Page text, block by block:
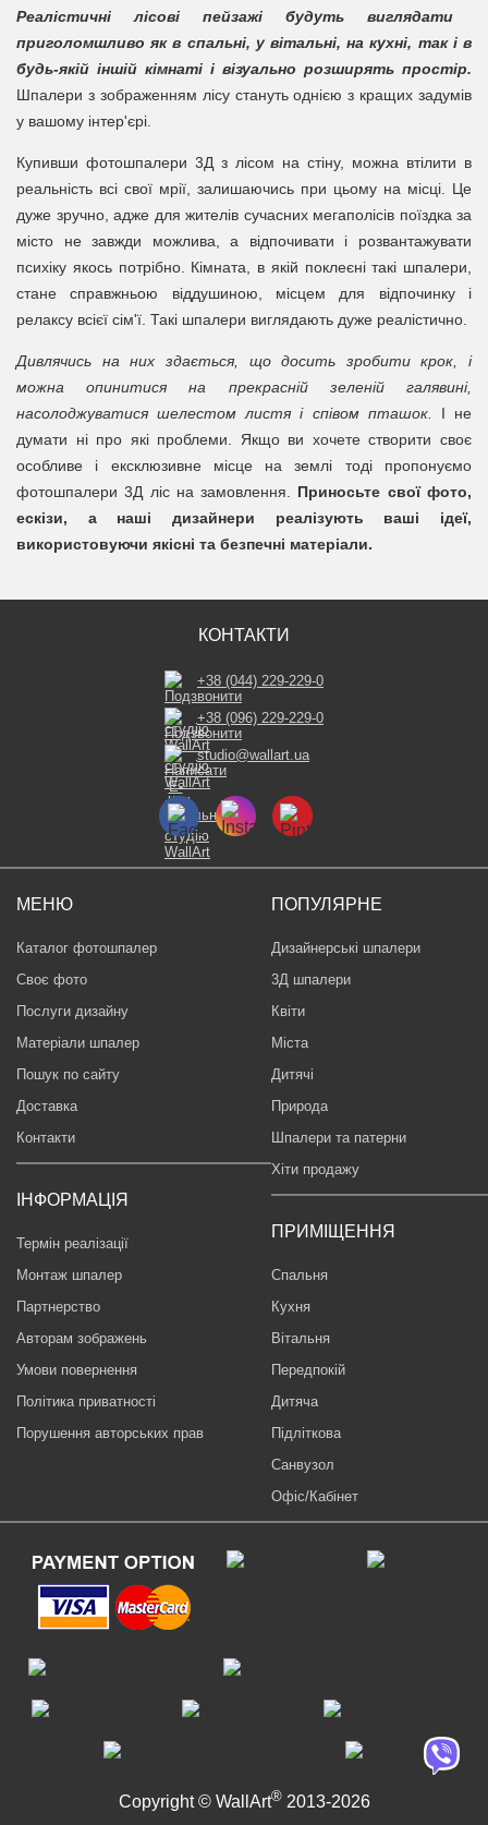
Реалістичні лісові пейзажі будуть виглядати
приголомшливо як в спальні, у вітальні, на кухні, так і в
будь-якій іншій кімнаті і візуально розширять простір.
Шпалери з зображенням лісу стануть однією з кращих задумів
у вашому інтер'єрі.
Купивши фотошпалери 3Д з лісом на стіну, можна втілити в
реальність всі свої мрії, залишаючись при цьому на місці. Це
дуже зручно, адже для жителів сучасних мегаполісів поїздка за
місто не завжди можлива, а відпочивати і розвантажувати
психіку якось потрібно. Кімната, в якій поклеєні такі шпалери,
стане справжньою віддушиною, місцем для відпочинку і
релаксу всієї сім'ї. Такі шпалери виглядають дуже реалістично.
Дивлячись на них здається, що досить зробити крок, і
можна опинитися на прекрасній зеленій галявині,
насолоджуватися шелестом листя і співом пташок.
І не
думати ні про які проблеми. Якщо ви хочете створити своє
особливе і ексклюзивне місце на землі тоді пропонуємо
фотошпалери 3Д ліс на замовлення.
Приносьте свої фото,
ескізи, а наші дизайнери реалізують ваші ідеї,
використовуючи якісні та безпечні матеріали.
МЕНЮ
Каталог фотошпалер
Своє фото
Послуги дизайну
Матеріали шпалер
Пошук по сайту
Доставка
Контакти
ІНФОРМАЦІЯ
Термін реалізації
Монтаж шпалер
Партнерство
Авторам зображень
Умови повернення
Політика приватності
Порушення авторських прав
ПОПУЛЯРНЕ
Дизайнерські шпалери
3Д шпалери
Квіти
Міста
Дитячі
Природа
Шпалери та патерни
Хіти продажу
ПРИМІЩЕННЯ
Спальня
Кухня
Вітальня
Передпокій
Дитяча
Підліткова
Санвузол
Офіс/Кабінет
КОНТАКТИ
+38 (044) 229-229-0
+38 (096) 229-229-0
studio@wallart.ua
Copyright © WallArt®2013-2026